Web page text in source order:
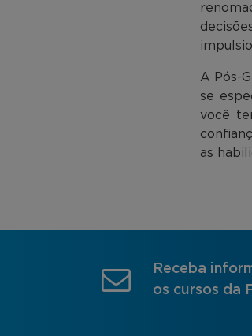
A Pós-
se
você
as
Receba
os cursos da